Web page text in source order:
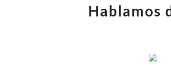
Hablamos